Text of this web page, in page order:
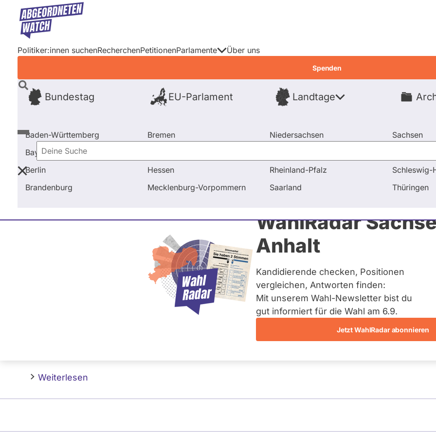
Direkt
Inhalt
Politiker:innen suchenRecherchenPetitionenParlamente
Bundestag EU-Parlament Landtage
Baden-Württemberg
Bayern
Berlin
Brandenburg
Bremen
Hessen
Mecklenburg-Vorpommern
Niedersachsen
Rheinland-Pfalz
Saarland
Sachsen
Schleswig-
Thüringen
Über uns
Spenden
Deine
Suche
WahlRadar
Anhalt
Kandidierende checken, Positionen
vergleichen, Antworten finden:
Mit unserem Wahl-Newsletter bist du
gut informiert für die Wahl am 6.9.
Jetzt WahlRadar abonnieren
Startseite Schleswig-Holstein 2009 - 2012 Abstimmungen Vergütung der Vorstandsmitglieder der HSH
Vergütung der Vorstandsmitglieder der
HSH Nordbank
Eine Gehaltsobergrenze von 500.000 Euro gilt nicht für neue Vorstandsmitglieder der
landeseigenen HSH Nordbank. Dies beschloss der Landtag mit den Stimmen von CDU und
Weiterlesen